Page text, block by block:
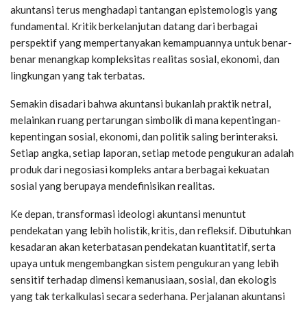
akuntansi terus menghadapi tantangan epistemologis yang
fundamental. Kritik berkelanjutan datang dari berbagai
perspektif yang mempertanyakan kemampuannya untuk benar-
benar menangkap kompleksitas realitas sosial, ekonomi, dan
lingkungan yang tak terbatas.
Semakin disadari bahwa akuntansi bukanlah praktik netral,
melainkan ruang pertarungan simbolik di mana kepentingan-
kepentingan sosial, ekonomi, dan politik saling berinteraksi.
Setiap angka, setiap laporan, setiap metode pengukuran adalah
produk dari negosiasi kompleks antara berbagai kekuatan
sosial yang berupaya mendefinisikan realitas.
Ke depan, transformasi ideologi akuntansi menuntut
pendekatan yang lebih holistik, kritis, dan refleksif. Dibutuhkan
kesadaran akan keterbatasan pendekatan kuantitatif, serta
upaya untuk mengembangkan sistem pengukuran yang lebih
sensitif terhadap dimensi kemanusiaan, sosial, dan ekologis
yang tak terkalkulasi secara sederhana. Perjalanan akuntansi